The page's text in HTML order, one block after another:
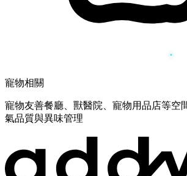
寵物相關
寵物友善餐廳、獸醫院、寵物用品店等空
氣品質與異味管理